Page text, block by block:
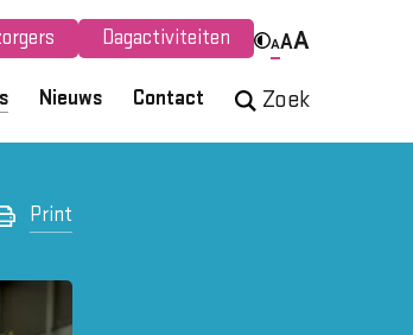
Dagactiviteiten AAA
Nieuws Contact Zoek
Print